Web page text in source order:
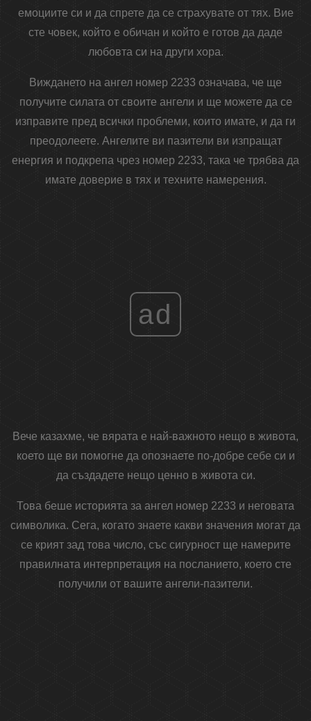
емоциите си и да спрете да се страхувате от тях. Вие
сте човек, който е обичан и който е готов да даде
любовта си на други хора.
Виждането на ангел номер 2233 означава, че ще
получите силата от своите ангели и ще можете да се
изправите пред всички проблеми, които имате, и да ги
преодолеете. Ангелите ви пазители ви изпращат
енергия и подкрепа чрез номер 2233, така че трябва да
имате доверие в тях и техните намерения.
ad
Вече казахме, че вярата е най-важното нещо в живота,
което ще ви помогне да опознаете по-добре себе си и
да създадете нещо ценно в живота си.
Това беше историята за ангел номер 2233 и неговата
символика. Сега, когато знаете какви значения могат да
се крият зад това число, със сигурност ще намерите
правилната интерпретация на посланието, което сте
получили от вашите ангели-пазители.